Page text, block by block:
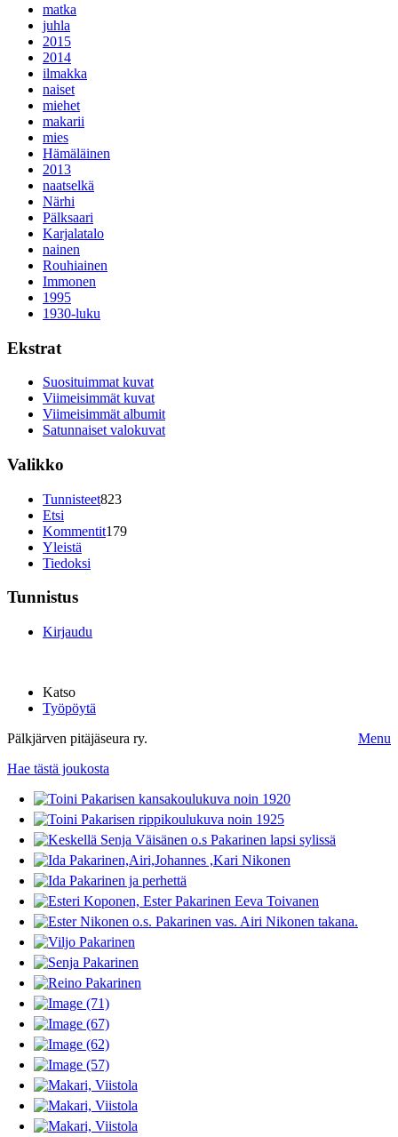
matka
juhla
2015
2014
ilmakka
naiset
miehet
makarii
mies
Hämäläinen
2013
naatselkä
Närhi
Pälksaari
Karjalatalo
nainen
Rouhiainen
Immonen
1995
1930-luku
Ekstrat
Suosituimmat kuvat
Viimeisimmät kuvat
Viimeisimmät albumit
Satunnaiset valokuvat
Valikko
Tunnisteet823
Etsi
Kommentit179
Yleistä
Tiedoksi
Tunnistus
Kirjaudu
Katso
Työpöytä
Pälkjärven pitäjäseura ry.
Menu
Hae tästä joukosta